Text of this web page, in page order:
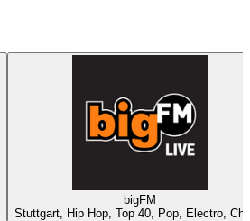
bigFM
Stuttgart, Hip Hop, Top 40, Pop, Electro,